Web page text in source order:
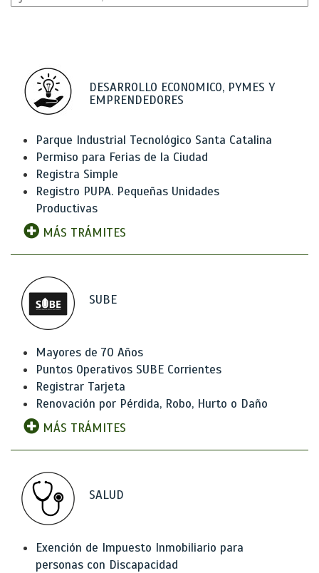
DESARROLLO ECONOMICO, PYMES Y
EMPRENDEDORES
Parque Industrial Tecnológico Santa Catalina
Permiso para Ferias de la Ciudad
Registra Simple
Registro PUPA. Pequeñas Unidades
Productivas
MÁS TRÁMITES
SUBE
Mayores de 70 Años
Puntos Operativos SUBE Corrientes
Registrar Tarjeta
Renovación por Pérdida, Robo, Hurto o Daño
MÁS TRÁMITES
SALUD
Exención de Impuesto Inmobiliario para
personas con Discapacidad